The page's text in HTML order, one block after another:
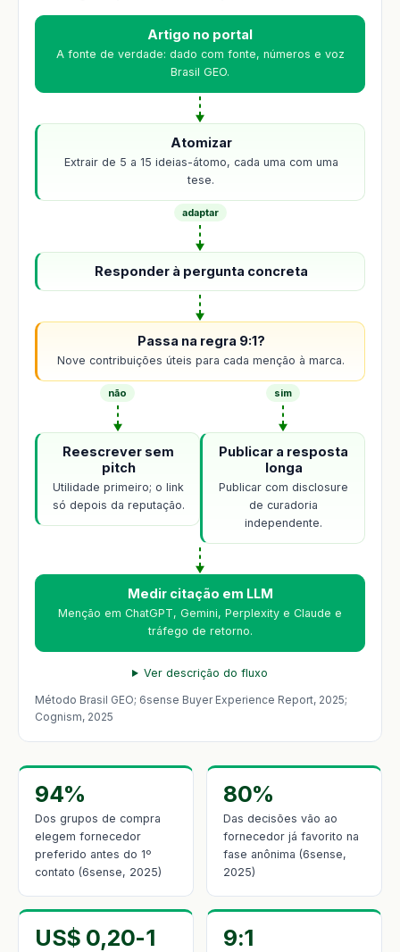
Artigo no portal
A fonte de verdade: dado com fonte, números e voz
Brasil GEO.
Atomizar
Extrair de 5 a 15 ideias-átomo, cada uma com uma
tese.
adaptar
Responder à pergunta concreta
Passa na regra 9:1?
Nove contribuições úteis para cada menção à marca.
não
Reescrever sem
pitch
Utilidade primeiro; o link
só depois da reputação.
sim
Publicar a resposta
longa
Publicar com disclosure
de curadoria
independente.
Medir citação em LLM
Menção em ChatGPT, Gemini, Perplexity e Claude e
tráfego de retorno.
Ver descrição do fluxo
Método Brasil GEO; 6sense Buyer Experience Report, 2025;
Cognism, 2025
94%
Dos grupos de compra
elegem fornecedor
preferido antes do 1º
contato (6sense, 2025)
80%
Das decisões vão ao
fornecedor já favorito na
fase anônima (6sense,
2025)
US$ 0,20-1 9:1